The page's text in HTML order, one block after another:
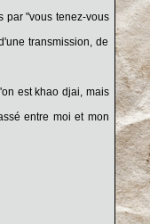
par "vous tenez-vous
transmission, de
est khao djai, mais
entre moi et mon